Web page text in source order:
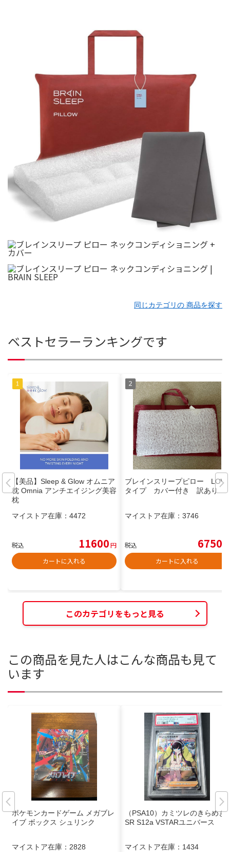
同じカテゴリの 商品を探す
ベストセラーランキングです
【美品】Sleep & Glow オムニア
枕 Omnia アンチエイジング美容
枕
マイストア在庫： 4472
税込 11600円
カートに入れる
ブレインスリープピロー LOW
タイプ カバー付き 訳あり
マイストア在庫： 3746
税込 6750
カートに入れる
このカテゴリをもっと見る
この商品を見た人はこんな商品も見て
います
ポケモンカードゲーム メガブレ
イブ ボックス シュリンク
マイストア在庫： 2828
（PSA10）カミツレのきらめき
SR S12a VSTARユニバース
マイストア在庫： 1434